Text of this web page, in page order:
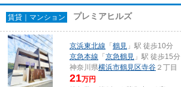
賃貸｜マンション プレミアヒルズ
京浜東北線 「 鶴見 」駅 徒歩10分
京急本線 「 京急鶴見 」駅 徒歩15分
神奈川県横浜市鶴見区寺谷 ２丁目
21万円